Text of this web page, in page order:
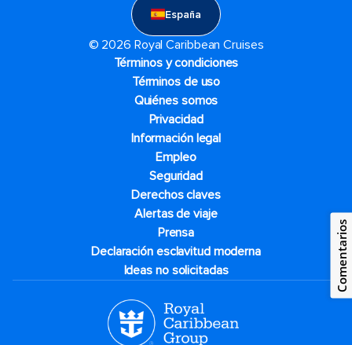
España
© 2026 Royal Caribbean Cruises
Términos y condiciones
Términos de uso
Quiénes somos
Privacidad
Información legal
Empleo
Seguridad
Derechos claves
Alertas de viaje
Prensa
Declaración esclavitud moderna
Ideas no solicitadas
Comentarios